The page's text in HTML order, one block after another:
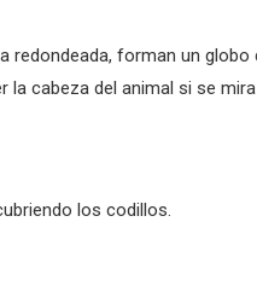
redondeada, forman un globo
la cabeza del animal si se
los codillos.